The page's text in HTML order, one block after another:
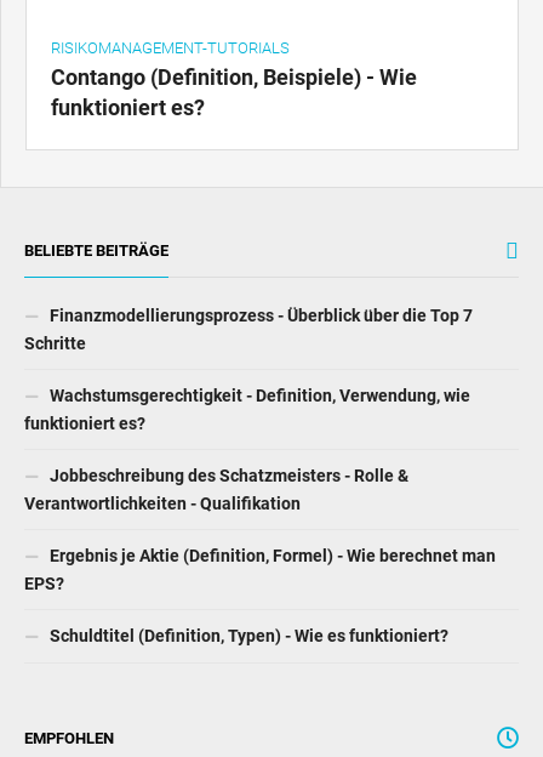
RISIKOMANAGEMENT-TUTORIALS
Contango (Definition, Beispiele) - Wie
funktioniert es?
BELIEBTE BEITRÄGE
Finanzmodellierungsprozess - Überblick über die Top 7
Schritte
Wachstumsgerechtigkeit - Definition, Verwendung, wie
funktioniert es?
Jobbeschreibung des Schatzmeisters - Rolle &
Verantwortlichkeiten - Qualifikation
Ergebnis je Aktie (Definition, Formel) - Wie berechnet man
EPS?
Schuldtitel (Definition, Typen) - Wie es funktioniert?
EMPFOHLEN